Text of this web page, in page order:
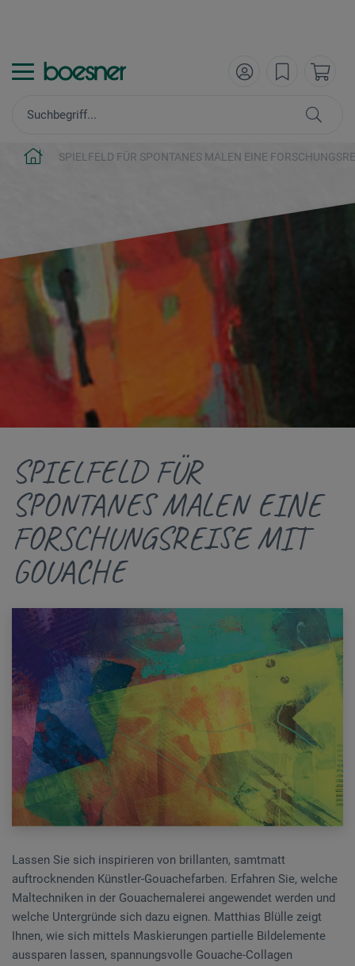
SPIELFELD FÜR SPONTANES MALEN EINE
SPIELFELD FÜR
SPONTANES MALEN EINE
FORSCHUNGSREISE MIT
GOUACHE
Lassen Sie sich inspirieren von brillanten, samtmatt
auftrocknenden Künstler-Gouachefarben. Erfahren Sie, welche
Maltechniken in der Gouachemalerei angewendet werden und
welche Untergründe sich dazu eignen. Matthias Blülle zeigt
Ihnen, wie sich mittels Maskierungen partielle Bildelemente
aussparen lassen, spannungsvolle Gouache-Collagen